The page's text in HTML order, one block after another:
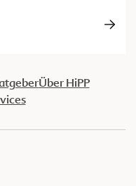
Über HiPP